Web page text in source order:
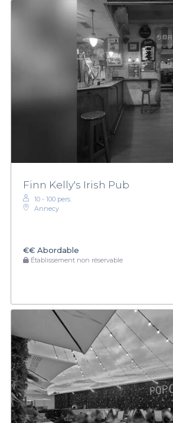
Finn Kelly's Irish Pub
10 - 100 pers.
Annecy
€€ Abordable
Établissement non réservable